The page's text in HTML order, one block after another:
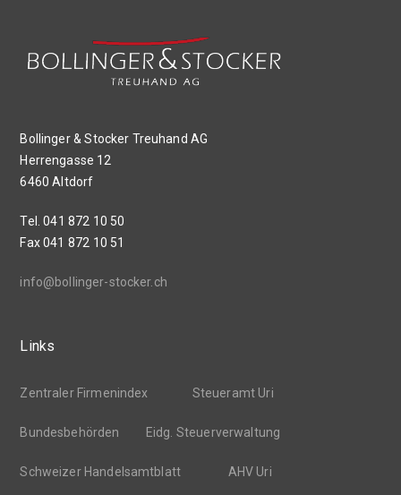
Bollinger & Stocker Treuhand AG
Herrengasse 12
6460 Altdorf
Tel. 041 872 10 50
Fax 041 872 10 51
info@bollinger-stocker.ch
Links
Zentraler Firmenindex Steueramt Uri
Bundesbehörden Eidg. Steuerverwaltung
Schweizer Handelsamtblatt AHV Uri